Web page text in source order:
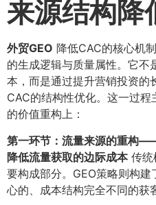
来源结构降
外贸GEO 降低CAC的核心机
的生成逻辑与质量属性。它不
本，而是通过提升营销投资的
CAC的结构性优化。这一过
的价值重构上：
第一环节：流量来源的重构
降低流量获取的边际成本传统
要构成部分。GEO策略则构建
心的、成本结构完全不同的获